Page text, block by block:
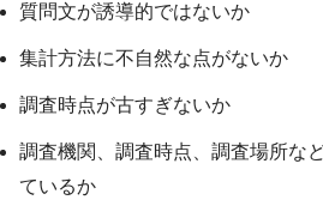
質問文が誘導的ではないか
集計方法に不自然な点がないか
調査時点が古すぎないか
調査機関、調査時点、調査場所な
ているか